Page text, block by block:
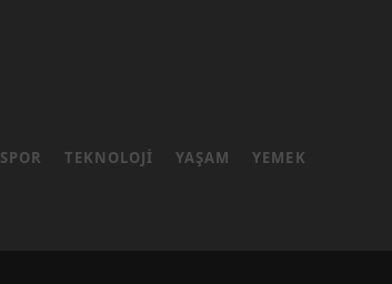
SPOR TEKNOLOJI YAŞAM YEMEK